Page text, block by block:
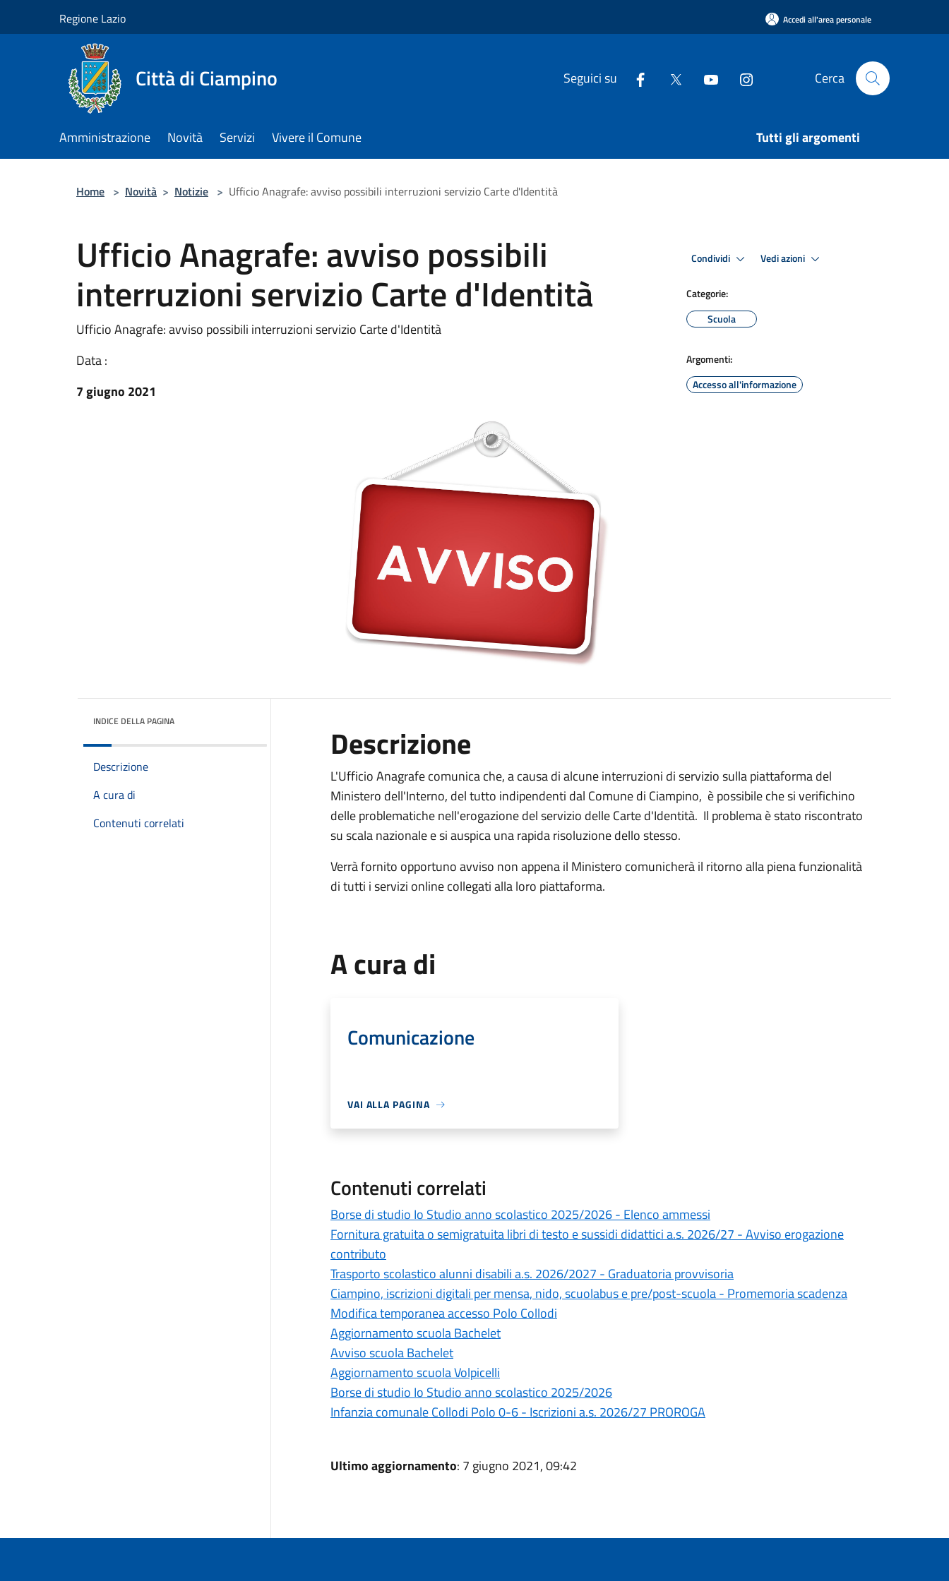
Regione Lazio Accedi all'area personale
Città di Ciampino Seguici su Cerca
Amministrazione Novità Servizi Vivere il Comune Tutti gli argomenti
Home > Novità > Notizie > Ufficio Anagrafe: avviso possibili interruzioni servizio Carte d'Identità
Ufficio Anagrafe: avviso possibili
interruzioni servizio Carte d'Identità
Ufficio Anagrafe: avviso possibili interruzioni servizio Carte d'Identità
Data :
7 giugno 2021
Condividi Vedi azioni
Categorie:
Scuola
Argomenti:
Accesso all'informazione
INDICE DELLA PAGINA
Descrizione
A cura di
Contenuti correlati
Descrizione
L'Ufficio Anagrafe comunica che, a causa di alcune interruzioni di servizio sulla piattaforma del
Ministero dell'Interno, del tutto indipendenti dal Comune di Ciampino, è possibile che si verifichino
delle problematiche nell'erogazione del servizio delle Carte d'Identità. Il problema è stato riscontrato
su scala nazionale e si auspica una rapida risoluzione dello stesso.
Verrà fornito opportuno avviso non appena il Ministero comunicherà il ritorno alla piena funzionalità
di tutti i servizi online collegati alla loro piattaforma.
A cura di
Comunicazione
VAI ALLA PAGINA
Contenuti correlati
Borse di studio Io Studio anno scolastico 2025/2026 - Elenco ammessi
Fornitura gratuita o semigratuita libri di testo e sussidi didattici a.s. 2026/27 - Avviso erogazione
contributo
Trasporto scolastico alunni disabili a.s. 2026/2027 - Graduatoria provvisoria
Ciampino, iscrizioni digitali per mensa, nido, scuolabus e pre/post-scuola - Promemoria scadenza
Modifica temporanea accesso Polo Collodi
Aggiornamento scuola Bachelet
Avviso scuola Bachelet
Aggiornamento scuola Volpicelli
Borse di studio Io Studio anno scolastico 2025/2026
Infanzia comunale Collodi Polo 0-6 - Iscrizioni a.s. 2026/27 PROROGA
Ultimo aggiornamento: 7 giugno 2021, 09:42